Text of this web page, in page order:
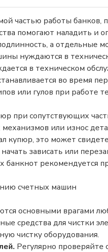
частью работы банков,
помогают наладить и
а отдельные
нуждаются в
в техническом
во время
или гулов при
при сопутствующих
или износ
купюр, это может
зависать или
рекомендуется
счетных машин
основными врагами
средства для чистки
чистку оборудования.
Регулярно